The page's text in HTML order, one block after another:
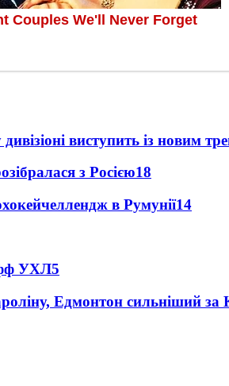
виступить із новим
з Росією18
в Румунії14
УХЛ5
Едмонтон сильніший за